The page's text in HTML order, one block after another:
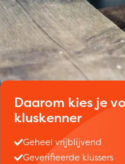
Daarom kies je
kluskenner
Geheel vrijblijvend
Geverifieerde klussers